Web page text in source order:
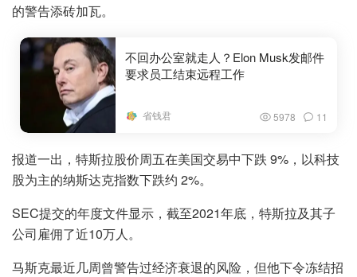
的警告添砖加瓦。
不回办公室就走人？Elon Musk发邮件
要求员工结束远程工作
省钱君 5978 11
报道一出，特斯拉股价周五在美国交易中下跌 9%，以科技
股为主的纳斯达克指数下跌约 2%。
SEC提交的年度文件显示，截至2021年底，特斯拉及其子
公司雇佣了近10万人。
马斯克最近几周曾警告过经济衰退的风险，但他下令冻结招